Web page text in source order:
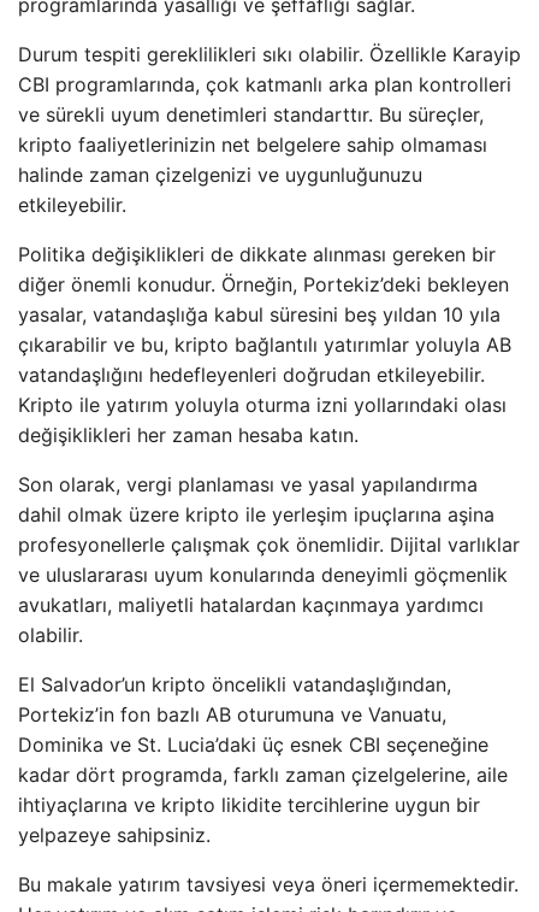
Durum tespiti gereklilikleri sıkı olabilir. Özellikle Karayip
CBI programlarında, çok katmanlı arka plan kontrolleri
ve sürekli uyum denetimleri standarttır. Bu süreçler,
kripto faaliyetlerinizin net belgelere sahip olmaması
halinde zaman çizelgenizi ve uygunluğunuzu
etkileyebilir.
Politika değişiklikleri de dikkate alınması gereken bir
diğer önemli konudur. Örneğin, Portekiz’deki bekleyen
yasalar, vatandaşlığa kabul süresini beş yıldan 10 yıla
çıkarabilir ve bu, kripto bağlantılı yatırımlar yoluyla AB
vatandaşlığını hedefleyenleri doğrudan etkileyebilir.
Kripto ile yatırım yoluyla oturma izni yollarındaki olası
değişiklikleri her zaman hesaba katın.
Son olarak, vergi planlaması ve yasal yapılandırma
dahil olmak üzere kripto ile yerleşim ipuçlarına aşina
profesyonellerle çalışmak çok önemlidir. Dijital varlıklar
ve uluslararası uyum konularında deneyimli göçmenlik
avukatları, maliyetli hatalardan kaçınmaya yardımcı
olabilir.
El Salvador’un kripto öncelikli vatandaşlığından,
Portekiz’in fon bazlı AB oturumuna ve Vanuatu,
Dominika ve St. Lucia’daki üç esnek CBI seçeneğine
kadar dört programda, farklı zaman çizelgelerine, aile
ihtiyaçlarına ve kripto likidite tercihlerine uygun bir
yelpazeye sahipsiniz.
Bu makale yatırım tavsiyesi veya öneri içermemektedir.